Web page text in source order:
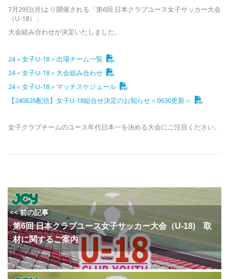
7月29日(月)より開催される「第6回 日本クラブユース女子サッカー大会
（U-18）」
大会組み合わせが決定いたしました。
24＜女子U-18＞出場チーム一覧
24＜女子U-18＞大会組み合わせ
24＜女子U-18＞マッチスケジュール
【240626配信】女子U-18組合せ決定のお知らせ＜0630更新＞
女子クラブチームのユース年代日本一を決める大会にご注目ください。
<< 前の記事
第6回 日本クラブユース女子サッカー大会（U-18) 取
材に関するご案内